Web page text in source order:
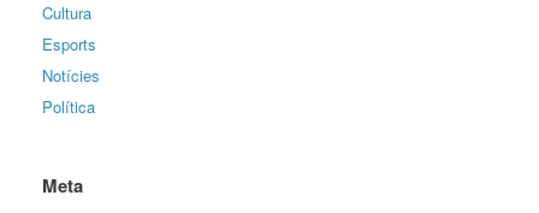
Cultura
Esports
Notícies
Política
Meta